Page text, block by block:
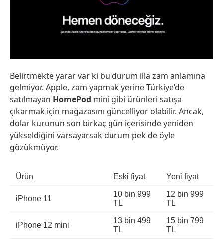
Belirtmekte yarar var ki bu durum illa zam anlamına
gelmiyor. Apple, zam yapmak yerine Türkiye’de
satılmayan HomePod mini gibi ürünleri satışa
çıkarmak için mağazasını güncelliyor olabilir. Ancak,
dolar kurunun son birkaç gün içerisinde yeniden
yükseldiğini varsayarsak durum pek de öyle
gözükmüyor.
Ürün Eski fiyat Yeni fiyat
iPhone 11
10 bin 999
TL
12 bin 999
TL
iPhone 12 mini
13 bin 499
TL
15 bin 799
TL